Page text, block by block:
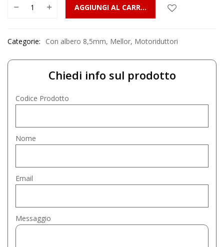
AGGIUNGI AL CARRELLO
Categorie: Con albero 8,5mm, Mellor, Motoriduttori
Chiedi info sul prodotto
Codice Prodotto
Nome
Email
Messaggio